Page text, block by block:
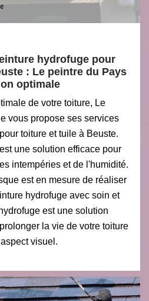
hydrofuge pour
: Le peintre du Pays
optimale
de votre toiture, Le
vous propose ses services
toiture et tuile à Beuste.
une solution efficace pour
intempéries et de l'humidité.
est en mesure de réaliser
hydrofuge avec soin et
est une solution
la vie de votre toiture
visuel.